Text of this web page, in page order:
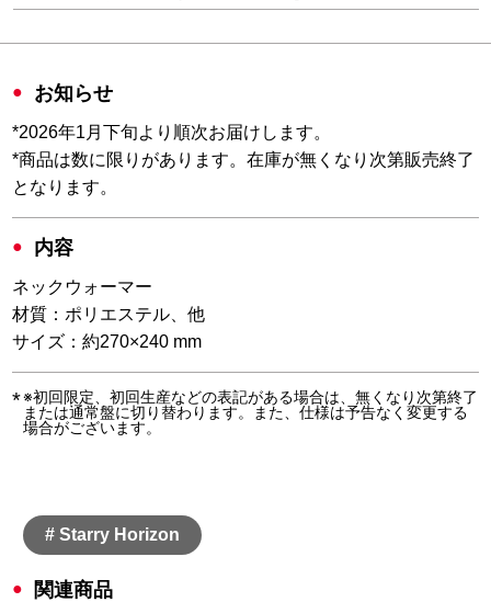
お知らせ
*2026年1月下旬より順次お届けします。
*商品は数に限りがあります。在庫が無くなり次第販売終了
となります。
内容
ネックウォーマー
材質：ポリエステル、他
サイズ：約270×240 mm
※初回限定、初回生産などの表記がある場合は、無くなり次第終了
または通常盤に切り替わります。また、仕様は予告なく変更する
場合がございます。
# Starry Horizon
関連商品